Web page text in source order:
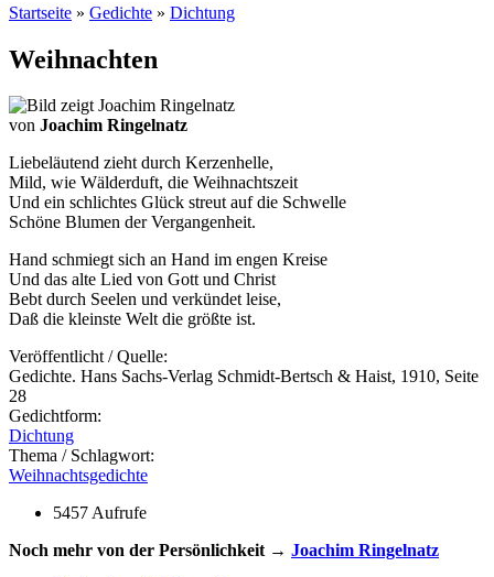
Startseite » Gedichte » Dichtung
Weihnachten
von Joachim Ringelnatz
Liebeläutend zieht durch Kerzenhelle,
Mild, wie Wälderduft, die Weihnachtszeit
Und ein schlichtes Glück streut auf die Schwelle
Schöne Blumen der Vergangenheit.
Hand schmiegt sich an Hand im engen Kreise
Und das alte Lied von Gott und Christ
Bebt durch Seelen und verkündet leise,
Daß die kleinste Welt die größte ist.
Veröffentlicht / Quelle:
Gedichte. Hans Sachs-Verlag Schmidt-Bertsch & Haist, 1910, Seite
28
Gedichtform:
Dichtung
Thema / Schlagwort:
Weihnachtsgedichte
5457 Aufrufe
Noch mehr von der Persönlichkeit → Joachim Ringelnatz